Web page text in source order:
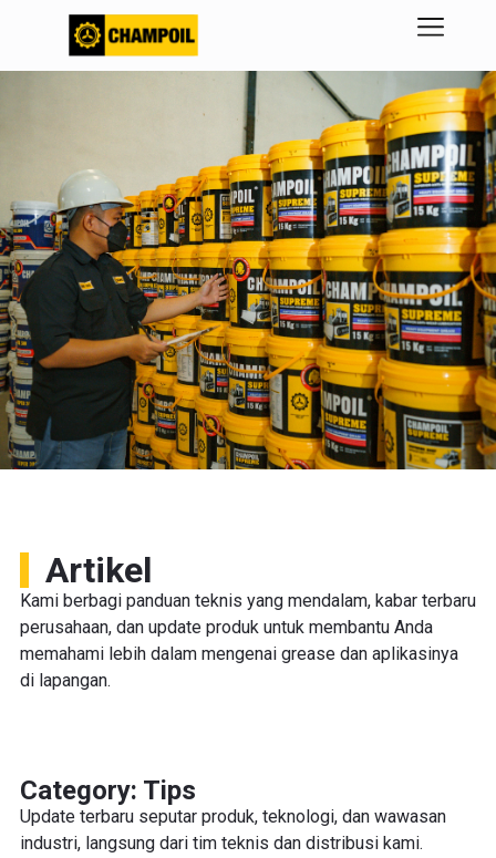
Artikel
Kami berbagi panduan teknis yang mendalam, kabar terbaru
perusahaan, dan update produk untuk membantu Anda
memahami lebih dalam mengenai grease dan aplikasinya
di lapangan.
Category: Tips
Update terbaru seputar produk, teknologi, dan wawasan
industri, langsung dari tim teknis dan distribusi kami.